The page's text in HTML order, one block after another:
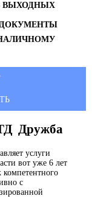
ВЫХОДНЫХ
Дружба
услуги
вот уже 6 лет
компетентного
с